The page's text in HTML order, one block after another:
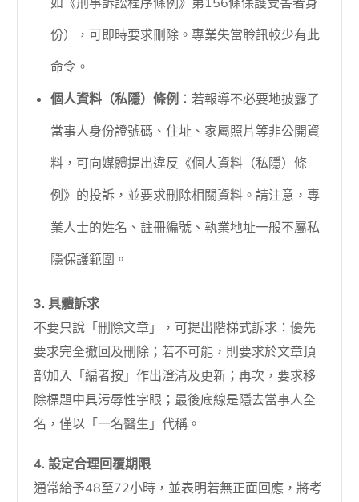
份），可即時要求刪除。專業失當聆訊較少有此
命令。
個人資料（私隱）條例 ：若報導不必要地披露了
當事人身份證號碼、住址、家屬照片等非公開資
料，可向媒體提出違反《個人資料（私隱）條
例》的投訴，並要求刪除相關資料。請注意，專
業人士的姓名、註冊編號、執業地址一般不屬私
隱保護範圍。
3. 具體訴求
不要只說「刪除文章」，可提出階梯式訴求：優先
要求完全撤回及刪除；若不可能，則要求於文章頂
部加入「編者按」作出澄清及更新；再次，要求移
除標題中具污辱性字眼；最後底線是隱去當事人全
名，僅以「一名醫生」代稱。
4. 設定合理回覆期限
通常給予48至72小時，並表明若無正面回應，將考